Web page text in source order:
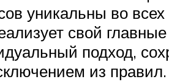
уникальны во
свой
подход,
из правил.